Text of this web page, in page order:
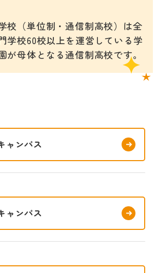
校（単位制・通信制高校）は全
学校60校以上を運営している学
が母体となる通信制高校です。
ャンパス
ャンパス